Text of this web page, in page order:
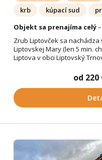
krb
kúpací sud
Objekt sa prenajíma celý–
Zrub Liptovček sa
Liptovskej Mary (len 5 min.
Liptova v obci Liptovský
od 220